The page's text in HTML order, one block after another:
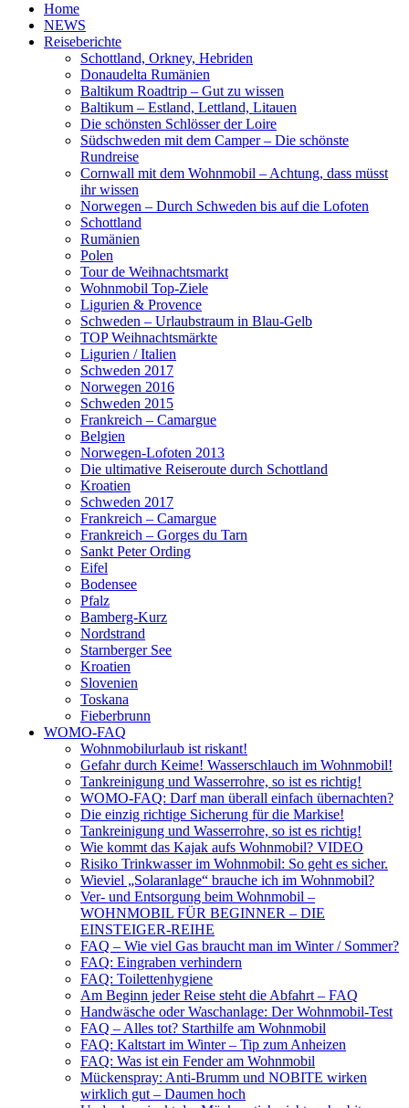
Home
NEWS
Reiseberichte
Schottland, Orkney, Hebriden
Donaudelta Rumänien
Baltikum Roadtrip – Gut zu wissen
Baltikum – Estland, Lettland, Litauen
Die schönsten Schlösser der Loire
Südschweden mit dem Camper – Die schönste
Rundreise
Cornwall mit dem Wohnmobil – Achtung, dass müsst
ihr wissen
Norwegen – Durch Schweden bis auf die Lofoten
Schottland
Rumänien
Polen
Tour de Weihnachtsmarkt
Wohnmobil Top-Ziele
Ligurien & Provence
Schweden – Urlaubstraum in Blau-Gelb
TOP Weihnachtsmärkte
Ligurien / Italien
Schweden 2017
Norwegen 2016
Schweden 2015
Frankreich – Camargue
Belgien
Norwegen-Lofoten 2013
Die ultimative Reiseroute durch Schottland
Kroatien
Schweden 2017
Frankreich – Camargue
Frankreich – Gorges du Tarn
Sankt Peter Ording
Eifel
Bodensee
Pfalz
Bamberg-Kurz
Nordstrand
Starnberger See
Kroatien
Slovenien
Toskana
Fieberbrunn
WOMO-FAQ
Wohnmobilurlaub ist riskant!
Gefahr durch Keime! Wasserschlauch im Wohnmobil!
Tankreinigung und Wasserrohre, so ist es richtig!
WOMO-FAQ: Darf man überall einfach übernachten?
Die einzig richtige Sicherung für die Markise!
Tankreinigung und Wasserrohre, so ist es richtig!
Wie kommt das Kajak aufs Wohnmobil? VIDEO
Risiko Trinkwasser im Wohnmobil: So geht es sicher.
Wieviel „Solaranlage“ brauche ich im Wohnmobil?
Ver- und Entsorgung beim Wohnmobil –
WOHNMOBIL FÜR BEGINNER – DIE
EINSTEIGER-REIHE
FAQ – Wie viel Gas braucht man im Winter / Sommer?
FAQ: Eingraben verhindern
FAQ: Toilettenhygiene
Am Beginn jeder Reise steht die Abfahrt – FAQ
Handwäsche oder Waschanlage: Der Wohnmobil-Test
FAQ – Alles tot? Starthilfe am Wohnmobil
FAQ: Kaltstart im Winter – Tip zum Anheizen
FAQ: Was ist ein Fender am Wohnmobil
Mückenspray: Anti-Brumm und NOBITE wirken
wirklich gut – Daumen hoch